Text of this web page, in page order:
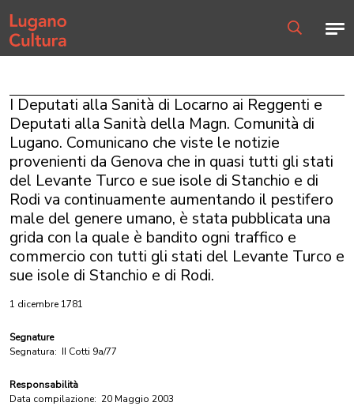
Home page
I Deputati alla Sanità di Locarno ai Reggenti e
Deputati alla Sanità della Magn. Comunità di
Lugano. Comunicano che viste le notizie
provenienti da Genova che in quasi tutti gli stati
del Levante Turco e sue isole di Stanchio e di
Rodi va continuamente aumentando il pestifero
male del genere umano, è stata pubblicata una
grida con la quale è bandito ogni traffico e
commercio con tutti gli stati del Levante Turco e
sue isole di Stanchio e di Rodi.
1 dicembre 1781
Segnature
Segnatura: II Cotti 9a/77
Responsabilità
Data compilazione: 20 Maggio 2003